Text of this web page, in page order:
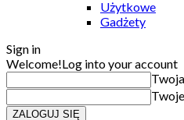
Użytkowe
Gadżety
Sign in
Welcome!Log into your account